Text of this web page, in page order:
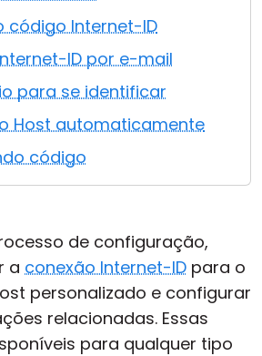
código Internet-ID
ID por e-mail
para se identificar
Host automaticamente
código
de configuração,
a conexão Internet-ID para o
personalizado e configurar
relacionadas. Essas
para qualquer tipo